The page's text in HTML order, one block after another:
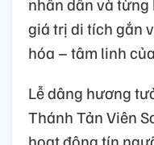
nhân dân và
giá trị di tích gắn
hóa – tâm linh
Lễ dâng hương
Thánh Tản Viên